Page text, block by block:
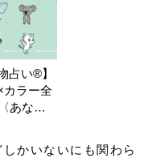
占い®】
カラー全
あなた
かいないにも関わら